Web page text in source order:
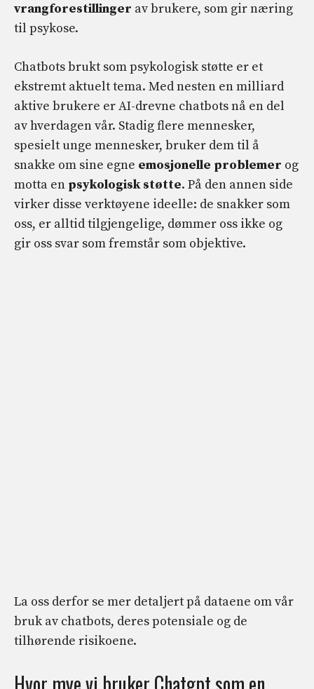
vrangforestillinger av brukere, som gir næring
til psykose.
Chatbots brukt som psykologisk støtte er et
ekstremt aktuelt tema. Med nesten en milliard
aktive brukere er AI-drevne chatbots nå en del
av hverdagen vår. Stadig flere mennesker,
spesielt unge mennesker, bruker dem til å
snakke om sine egne emosjonelle problemer og
motta en psykologisk støtte. På den annen side
virker disse verktøyene ideelle: de snakker som
oss, er alltid tilgjengelige, dømmer oss ikke og
gir oss svar som fremstår som objektive.
La oss derfor se mer detaljert på dataene om vår
bruk av chatbots, deres potensiale og de
tilhørende risikoene.